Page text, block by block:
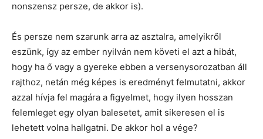
nonszensz persze, de akkor is).
És persze nem szarunk arra az asztalra, amelyikről
eszünk, így az ember nyilván nem követi el azt a hibát,
hogy ha ő vagy a gyereke ebben a versenysorozatban áll
rajthoz, netán még képes is eredményt felmutatni, akkor
azzal hívja fel magára a figyelmet, hogy ilyen hosszan
felemleget egy olyan balesetet, amit sikeresen el is
lehetett volna hallgatni. De akkor hol a vége?